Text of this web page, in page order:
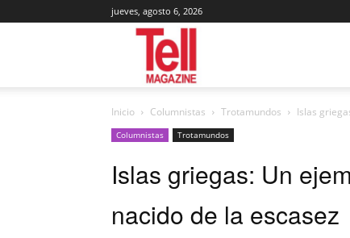
jueves, agosto 6, 2026
Magazine
Inicio Columnistas Trotamundos Islas
Columnistas Trotamundos
Islas griegas: Un
nacido de la escasez